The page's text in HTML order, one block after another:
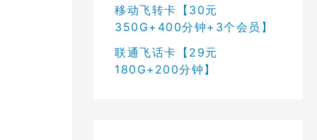
移动飞转卡【30元
350G+400分钟+3个会员】
联通飞话卡【29元
180G+200分钟】